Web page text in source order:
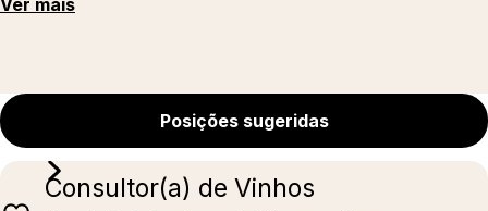
Ver mais
Posições sugeridas
Consultor(a) de Vinhos